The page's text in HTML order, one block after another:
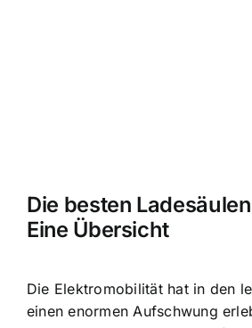
Die besten
Eine Übersicht
Die Elektromobilität hat in den
einenenormen Aufschwung